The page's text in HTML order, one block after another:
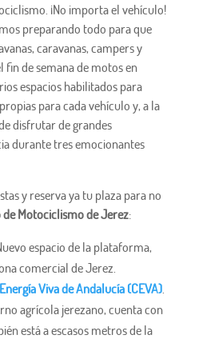
¡No importa el vehículo!
preparando todo para que
caravanas, campers y
fin de semana de motos en
espacios habilitados para
para cada vehículo y, a la
disfrutar de grandes
durante tres emocionantes
y reserva ya tu plaza para no
de Motociclismo de Jerez:
espacio de la plataforma,
comercial de Jerez.
Viva de Andalucía (CEVA).
agrícola jerezano, cuenta con
está a escasos metros de la